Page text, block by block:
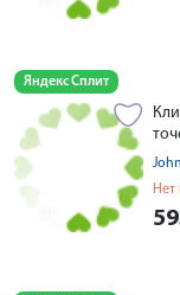
Яндекс Сплит
Нет